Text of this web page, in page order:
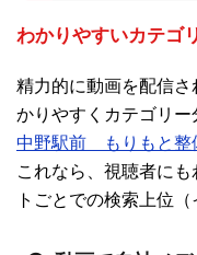
わかりやすいカテゴ
精力的に動画を配信
かりやすくカテゴリー
中野駅前 もりもと整
これなら、視聴者に
トごとでの検索上位